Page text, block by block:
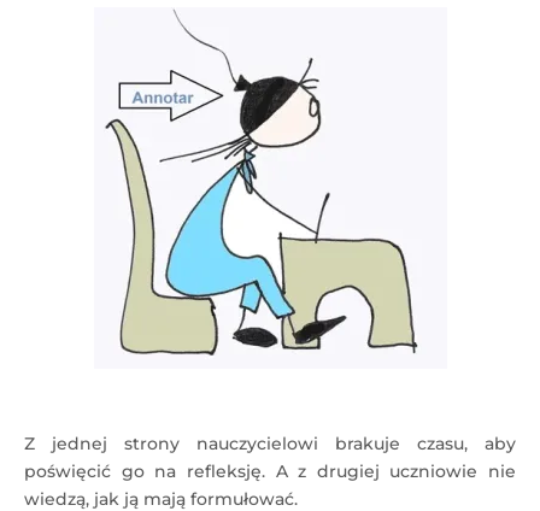
Z jednej strony nauczycielowi brakuje czasu, aby
poświęcić go na refleksję. A z drugiej uczniowie nie
wiedzą, jak ją mają formułować.